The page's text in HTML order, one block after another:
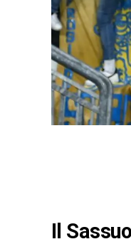
Il